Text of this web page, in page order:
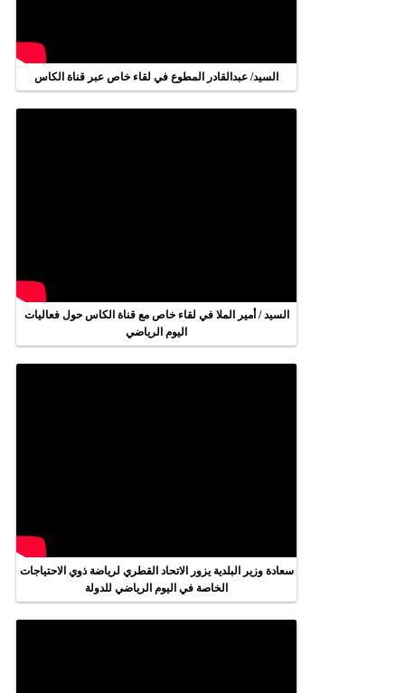
السيد/ عبدالقادر المطوع في لقاء خاص عبر قناة الكاس
السيد / أمير الملا في لقاء خاص مع قناة الكاس حول فعاليات
اليوم الرياضي
سعادة وزير البلدية يزور الاتحاد القطري لرياضة ذوي الاحتياجات
الخاصة في اليوم الرياضي للدولة